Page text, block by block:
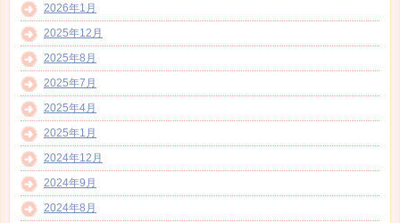
2026年1月
2025年12月
2025年8月
2025年7月
2025年4月
2025年1月
2024年12月
2024年9月
2024年8月